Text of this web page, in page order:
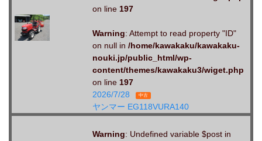
on line 197
Warning: Attempt to read property "ID"
on null in /home/kawakaku/kawakaku-
nouki.jp/public_html/wp-
content/themes/kawakaku3/wiget.php
on line 197
2026/7/28
中古
ヤンマー EG118VURA140
Warning: Undefined variable $post in